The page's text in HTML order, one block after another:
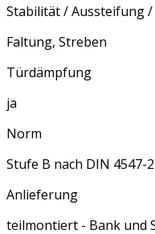
Stabilität / Aussteifung
Faltung, Streben
Türdämpfung
ja
Norm
Stufe B nach DIN
Anlieferung
teilmontiert - Bank und